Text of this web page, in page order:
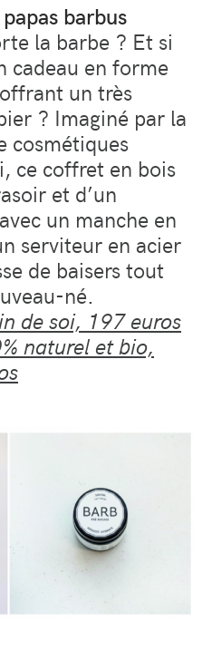
barbus
la barbe ? Et si
cadeau en forme
un très
? Imaginé par la
cosmétiques
ce coffret en bois
et d’un
un manche en
serviteur en acier
de baisers tout
né.
de soi, 197 euros
naturel et bio,